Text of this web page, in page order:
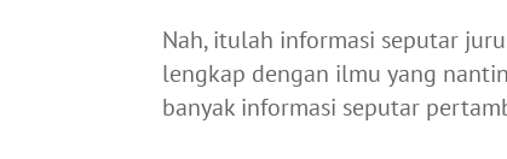
Nah, itulah informasi seputar
lengkap dengan ilmu yang
banyak informasi seputar